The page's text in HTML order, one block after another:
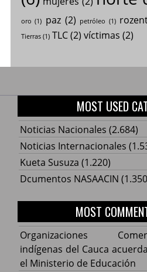
oro (1) paz (2) petróleo (1)
Tierras(1) TLC(2) víctimas (2)
MOST USED
Noticias Nacionales (2.684)
Noticias Internacionales
Kueta Susuza (1.220)
Dcumentos NASAACIN
MOST
Organizaciones
indígenas del Cauca
el Ministerio de Educación